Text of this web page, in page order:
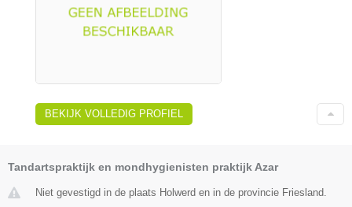
BEKIJK VOLLEDIG PROFIEL
Tandartspraktijk en mondhygienisten praktijk Azar
Niet gevestigd in de plaats Holwerd en in de provincie Friesland.